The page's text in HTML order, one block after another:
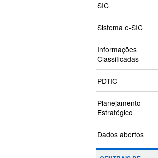
SIC
Sistema e-SIC
Informações
Classificadas
PDTIC
Planejamento
Estratégico
Dados abertos